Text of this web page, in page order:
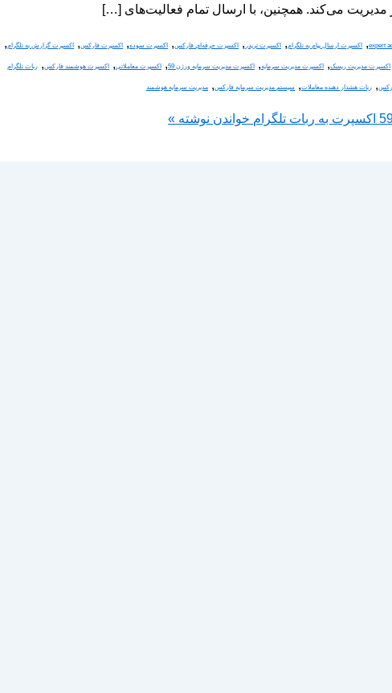
مدیریت می‌کند. همچنین، با ارسال تمام فعالیت‌های […]
expert
, اکسپرت ارسال پیام به تلگرام , اکسپرت تریدر , اکسپرت حرفه‌ای فارکس , اکسپرت سوده, اکسپرت فارکس , اکسپرت گزارش به تلگرام ,
اکسپرت مدیریت ریسک, اکسپرت مدیریت سرمایه, اکسپرت مدیریت سرمایه ورژن 59 , اکسپرت معاملاتی, اکسپرت هوشمند فارکس , ربات تلگرام
, ربات هشدار دهنده معاملات, سیستم مدیریت سرمایه فارکس , مدیریت سرمایه هوشمند
خواندن نوشته »